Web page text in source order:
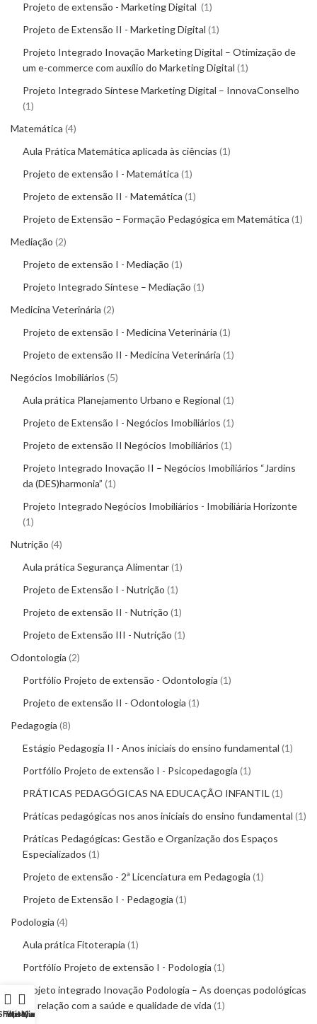
Projeto de extensão - Marketing Digital
1
Projeto de Extensão II - Marketing Digital 1
Projeto Integrado Inovação Marketing Digital – Otimização de
um e-commerce com auxílio do Marketing Digital 1
Projeto Integrado Síntese Marketing Digital – InnovaConselho
1
Matemática 4
Aula Prática Matemática aplicada às ciências 1
Projeto de extensão I - Matemática 1
Projeto de extensão II - Matemática 1
Projeto de Extensão – Formação Pedagógica em Matemática 1
Mediação 2
Projeto de extensão I - Mediação 1
Projeto Integrado Síntese – Mediação 1
Medicina Veterinária 2
Projeto de extensão I - Medicina Veterinária 1
Projeto de extensão II - Medicina Veterinária 1
Negócios Imobiliários 5
Aula prática Planejamento Urbano e Regional 1
Projeto de Extensão I - Negócios Imobiliários 1
Projeto de extensão II Negócios Imobiliários 1
Projeto Integrado Inovação II – Negócios Imobiliários “Jardins
da (DES)harmonia” 1
Projeto Integrado Negócios Imobiliários - Imobiliária Horizonte
1
Nutrição 4
Aula prática Segurança Alimentar 1
Projeto de Extensão I - Nutrição 1
Projeto de extensão II - Nutrição 1
Projeto de Extensão III - Nutrição 1
Odontologia 2
Portfólio Projeto de extensão - Odontologia 1
Projeto de extensão II - Odontologia 1
Pedagogia 8
Estágio Pedagogia II - Anos iniciais do ensino fundamental 1
Portfólio Projeto de extensão I - Psicopedagogia 1
PRÁTICAS PEDAGÓGICAS NA EDUCAÇÃO INFANTIL
1
Práticas pedagógicas nos anos iniciais do ensino fundamental 1
Práticas Pedagógicas: Gestão e Organização dos Espaços
Especializados 1
Projeto de extensão - 2ª Licenciatura em Pedagogia 1
Projeto de Extensão I - Pedagogia 1
Podologia 4
Aula prática Fitoterapia 1
Portfólio Projeto de extensão I - Podologia 1
Projeto integrado Inovação Podologia – As doenças podológicas
e a relação com a saúde e qualidade de vida 1
Filters
Wishlist
Cart
My account